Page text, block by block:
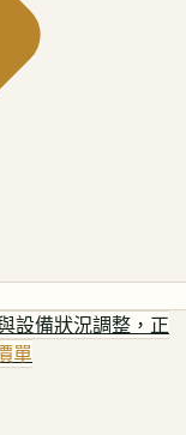
設備狀況調整，正
單